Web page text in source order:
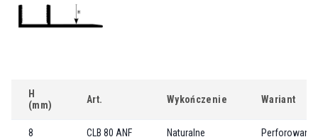
H
(mm)
Art. Wykończenie Wariant
8 CLB 80 ANF Naturalne Perforowany